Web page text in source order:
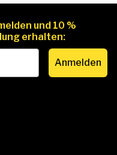
und 10 %
erhalten:
Anmelden